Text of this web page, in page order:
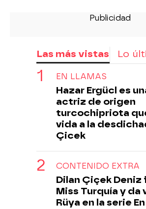
Las más vistas Lo
EN LLAMAS
Hazar Ergücl es
actriz de origen
turcochipriota
vida a la
Çicek
CONTENIDO EXTRA
Dilan Çiçek Deniz
Miss Turquía y da
Rüya en la serie